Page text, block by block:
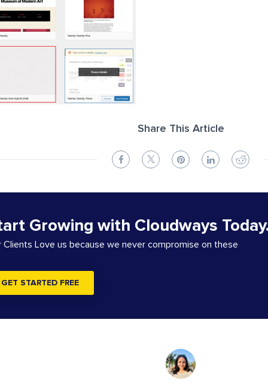
Share This Article
Growing with Cloudways
Clients Love us because we never compromise on these
GET STARTED FREE